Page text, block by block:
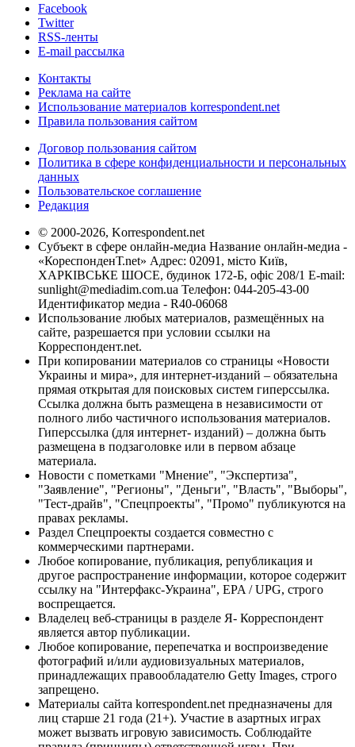
Facebook
Twitter
RSS-ленты
E-mail рассылка
Контакты
Реклама на сайте
Использование материалов korrespondent.net
Правила пользования сайтом
Договор пользования сайтом
Политика в сфере конфиденциальности и персональных
данных
Пользовательское соглашение
Редакция
© 2000-2026, Korrespondent.net
Субъект в сфере онлайн-медиа Название онлайн-медиа -
«КореспонденТ.net» Адрес: 02091, місто Київ,
ХАРКІВСЬКЕ ШОСЕ, будинок 172-Б, офіс 208/1 E-mail:
sunlight@mediadim.com.ua Телефон: 044-205-43-00
Идентификатор медиа - R40-06068
Использование любых материалов, размещённых на
сайте, разрешается при условии ссылки на
Корреспондент.net.
При копировании материалов со страницы «Новости
Украины и мира», для интернет-изданий – обязательна
прямая открытая для поисковых систем гиперссылка.
Ссылка должна быть размещена в независимости от
полного либо частичного использования материалов.
Гиперссылка (для интернет- изданий) – должна быть
размещена в подзаголовке или в первом абзаце
материала.
Новости с пометками "Мнение", "Экспертиза",
"Заявление", "Регионы", "Деньги", "Власть", "Выборы",
"Тест-драйв", "Спецпроекты", "Промо" публикуются на
правах рекламы.
Раздел Спецпроекты создается совместно с
коммерческими партнерами.
Любое копирование, публикация, републикация и
другое распространение информации, которое содержит
ссылку на "Интерфакс-Украина", EPA / UPG, строго
воспрещается.
Владелец веб-страницы в разделе Я- Корреспондент
является автор публикации.
Любое копирование, перепечатка и воспроизведение
фотографий и/или аудиовизуальных материалов,
принадлежащих правообладателю Getty Images, строго
запрещено.
Материалы сайта korrespondent.net предназначены для
лиц старше 21 года (21+). Участие в азартных играх
может вызвать игровую зависимость. Соблюдайте